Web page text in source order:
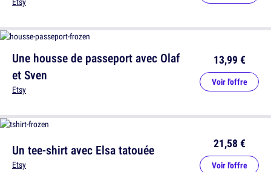
Une housse de passeport avec Olaf
et Sven
Etsy
13,99 €
Voir l'offre
Un tee-shirt avec Elsa tatouée
Etsy
21,58 €
Voir l'offre